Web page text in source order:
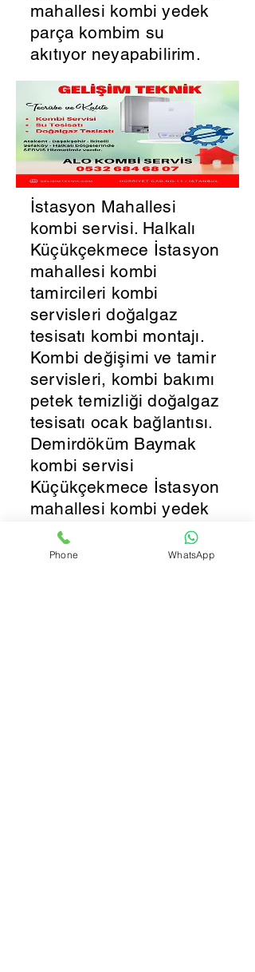
mahallesi kombi yedek
parça kombim su
akıtıyor neyapabilirim.
İstasyon Mahallesi
kombi servisi. Halkalı
Küçükçekmece İstasyon
mahallesi kombi
tamircileri kombi
servisleri doğalgaz
tesisatı kombi montajı.
Kombi değişimi ve tamir
servisleri, kombi bakımı
petek temizliği doğalgaz
tesisatı ocak bağlantısı.
Demirdöküm Baymak
kombi servisi
Küçükçekmece İstasyon
mahallesi kombi yedek
parça kombim su
akıtıyor neyapabilirim.
Phone WhatsApp